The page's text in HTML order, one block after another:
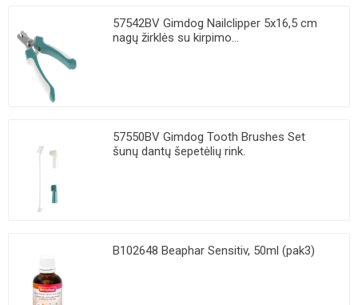
57542BV Gimdog Nailclipper 5x16,5 cm
nagų žirklės su kirpimo...
57550BV Gimdog Tooth Brushes Set
šunų dantų šepetėlių rink.
B102648 Beaphar Sensitiv, 50ml (pak3)